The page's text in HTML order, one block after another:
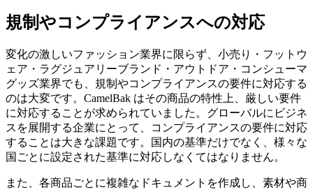
規制やコンプライアンスへの対応
変化の激しいファッション業界に限らず、小売り・フットウ
ェア・ラグジュアリーブランド・アウトドア・コンシューマ
グッズ業界でも、規制やコンプライアンスの要件に対応する
のは大変です。CamelBak はその商品の特性上、厳しい要件
に対応することが求められていました。グローバルにビジネ
スを展開する企業にとって、コンプライアンスの要件に対応
することは大きな課題です。国内の基準だけでなく、様々な
国ごとに設定された基準に対応しなくてはなりません。
また、各商品ごとに複雑なドキュメントを作成し、素材や商